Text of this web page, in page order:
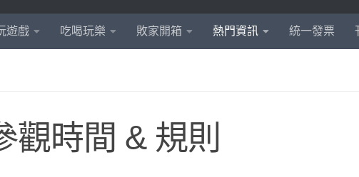
遊戲 吃喝玩樂 敗家開箱 熱門資訊 統一發票
時間 & 規則